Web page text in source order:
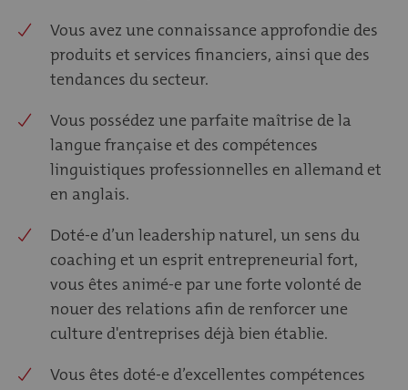
Vous avez une connaissance approfondie des
produits et services financiers, ainsi que des
tendances du secteur.
Vous possédez une parfaite maîtrise de la
langue française et des compétences
linguistiques professionnelles en allemand et
en anglais.
Doté-e d’un leadership naturel, un sens du
coaching et un esprit entrepreneurial fort,
vous êtes animé-e par une forte volonté de
nouer des relations afin de renforcer une
culture d'entreprises déjà bien établie.
Vous êtes doté-e d’excellentes compétences